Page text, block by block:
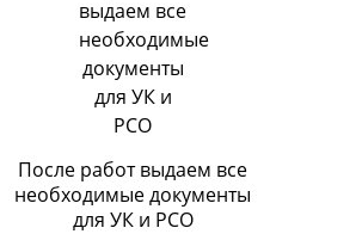
После работ выдаем все
необходимые документы
для УК и РСО